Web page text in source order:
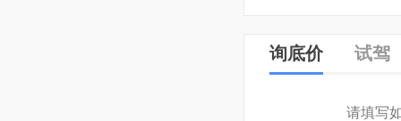
询底价 试驾
请填写